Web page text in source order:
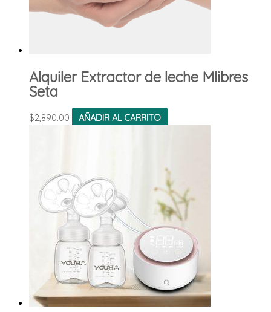
Alquiler Extractor de leche Mlibres
Seta
$2,890.00 AÑADIR AL CARRITO